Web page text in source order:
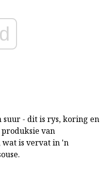
suur - dit is rys, koring en
van
wat is vervat in 'n